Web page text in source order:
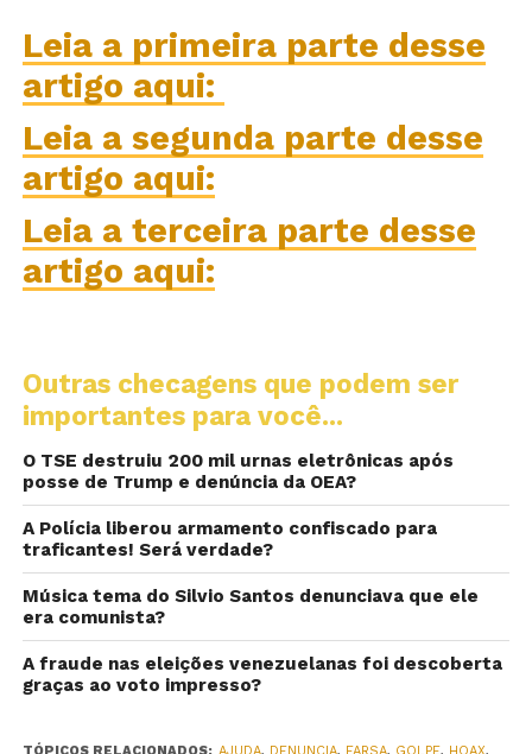
Leia a primeira parte desse
artigo aqui:
Leia a segunda parte desse
artigo aqui:
Leia a terceira parte desse
artigo aqui:
Outras checagens que podem ser
importantes para você...
O TSE destruiu 200 mil urnas eletrônicas após
posse de Trump e denúncia da OEA?
A Polícia liberou armamento confiscado para
traficantes! Será verdade?
Música tema do Silvio Santos denunciava que ele
era comunista?
A fraude nas eleições venezuelanas foi descoberta
graças ao voto impresso?